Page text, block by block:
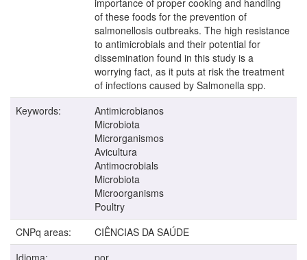
of these foods for the prevention of
salmonellosis outbreaks. The high resistance
to antimicrobials and their potential for
dissemination found in this study is a
worrying fact, as it puts at risk the treatment
of infections caused by Salmonella spp.
Keywords:
Antimicrobianos
Microbiota
Microrganismos
Avicultura
Antimocrobials
Microbiota
Microorganisms
Poultry
CNPq areas:
CIÊNCIAS DA SAÚDE
Idioma:
por